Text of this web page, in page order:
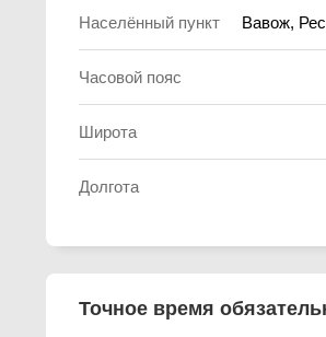
Населённый пункт Вавож,
Часовой пояс
Широта
Долгота
Точное время